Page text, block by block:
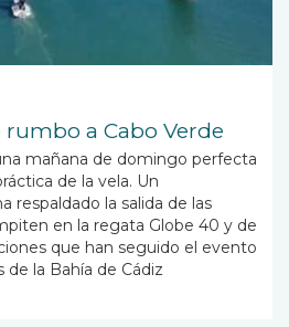
a Cabo Verde
mañana de domingo perfecta
de la vela. Un
respaldado la salida de las
en la regata Globe 40 y de
que han seguido el evento
de la Bahía de Cádiz